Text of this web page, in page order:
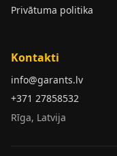
Privātuma politika
Kontakti
info@garants.lv
+371 27858532
Rīga, Latvija